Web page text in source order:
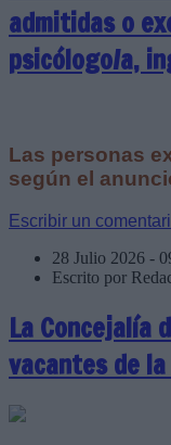
admitidas o
psicólogo/a,
Las personas
según el
Escribir un
28 Julio 2026 -
Escrito por
La Concejalía
vacantes de